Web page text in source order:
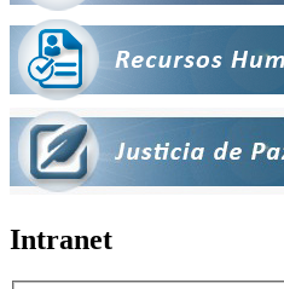
Intranet